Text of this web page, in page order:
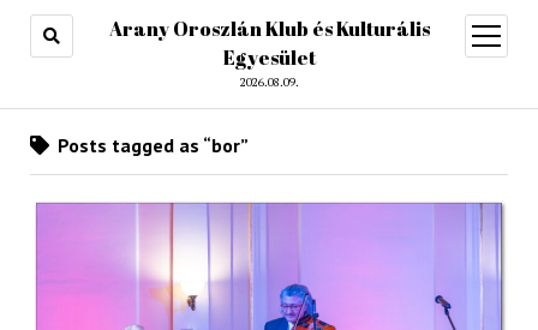
Arany Oroszlán Klub és Kulturális
Egyesület
2026.08.09.
open
menu
Posts tagged as “bor”